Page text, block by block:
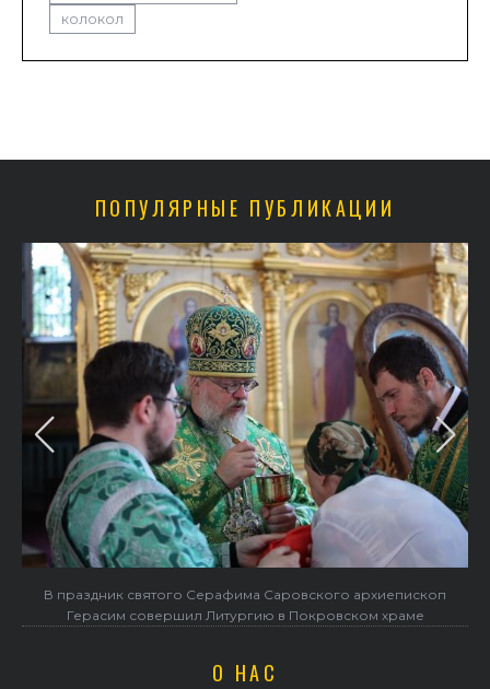
колокол
ПОПУЛЯРНЫЕ ПУБЛИКАЦИИ
В праздник святого Серафима Саровского архиепископ
Герасим совершил Литургию в Покровском храме
О НАС